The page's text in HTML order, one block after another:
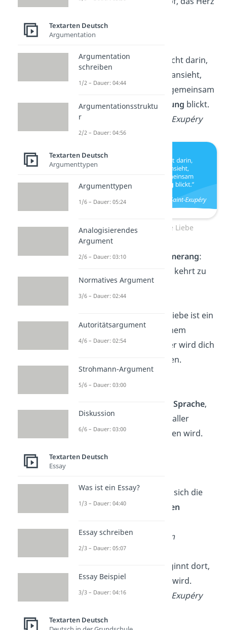
— Laozi
Die Liebe besteht nicht darin,
dass man einander ansieht,
sondern dass man gemeinsam
in diegleiche Richtung blickt.
— Antoine de Saint-Exupéry
Weisheiten über die Liebe
Liebe ist wie ein Bumerang:
Was du aussendest, kehrt zu
dir zurück.
Liebe ist kein Solo. Liebe ist ein
Duett. Schenke deinem
Partner Raum und er wird dich
in den Himmel tragen.
—Marlene Dietrich
Sprache,
die von den Herzen aller
Menschen verstanden wird.
übergehen, da hebt sich die
Grenze des Endlichen
— Bettina von Arnim
Die wahre Liebe beginnt dort,
wonichts erwartet
wird.
— Antoine de Saint-Exupéry
Textarten Deutsch
Argumentation
Argumentation
schreiben
1/2 – Dauer: 04:44
Argumentationsstruktu
r
2/2 – Dauer: 04:56
Textarten Deutsch
Argumenttypen
Argumenttypen
1/6 – Dauer: 05:24
Analogisierendes
Argument
2/6 – Dauer: 03:10
Normatives Argument
3/6 – Dauer: 02:44
Autoritätsargument
4/6 – Dauer: 02:54
Strohmann-Argument
5/6 – Dauer: 03:00
Diskussion
6/6 – Dauer: 03:00
Textarten Deutsch
Essay
Was ist ein Essay?
1/3 – Dauer: 04:40
Essay schreiben
2/3 – Dauer: 05:07
Essay Beispiel
3/3 – Dauer: 04:16
Textarten Deutsch